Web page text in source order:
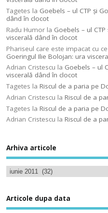
Tagetes la Goebels – ul CTP şi
dând în clocot
Radu Humor la Goebels – ul
viscerală dând în clocot
Phariseul care este impacat cu
Goeringul Ilie Bolojan: ura
Adrian Cristescu la Goebels – ul
viscerală dând în clocot
Tagetes laRiscul de a paria pe
Adrian Cristescu laRiscul de a
Tagetes laRiscul de a paria pe
Adrian Cristescu laRiscul de a
Arhiva articole
Articole dupa data